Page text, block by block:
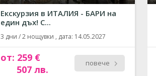
Екскурзия в ИТАЛИЯ - БАРИ на
един дъх! С...
3 дни / 2 нощувки , дата: 14.05.2027
от: 259 €
507 лв.
повече